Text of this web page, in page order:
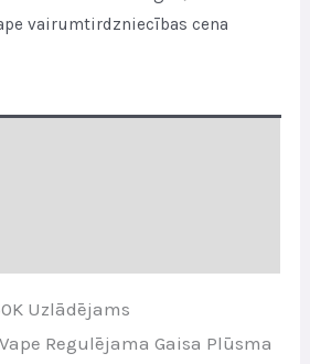
vairumtirdzniecības cena
Uzlādējams
Regulējama Gaisa Plūsma